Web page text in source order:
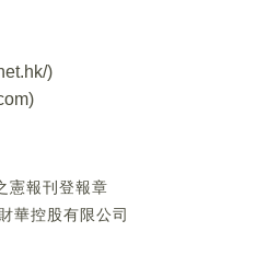
)
)
憲報刊登報章
控股有限公司